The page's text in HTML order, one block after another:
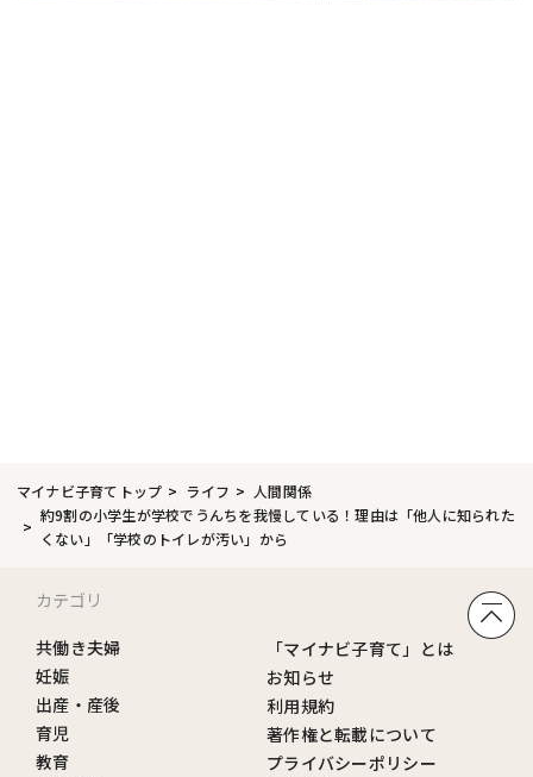
マイナビ子育てトップ ライフ
人間関係
約9割の小学生が学校でうんちを我慢している！理由は「他人に知られた
くない」「学校のトイレが汚い」から
カテゴリ
共働き夫婦
妊娠
出産・産後
育児
教育
「マイナビ子育て」とは
お知らせ
利用規約
著作権と転載について
プライバシーポリシー